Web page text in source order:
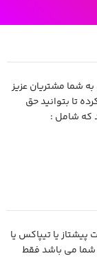
شما مشتریان عزیز
تا بتوانید حق
که شامل :
یا تیپاکس یا
شما می باشد فقط